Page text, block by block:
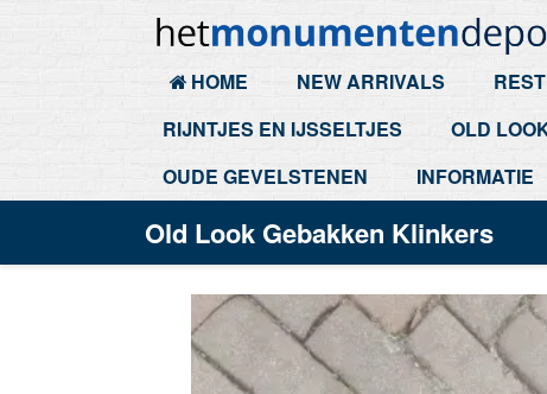
HOME NEW ARRIVALS
RIJNTJES EN IJSSELTJES
OLD
OUDE GEVELSTENEN
INFORMATIE
Old Look Gebakken Klinkers